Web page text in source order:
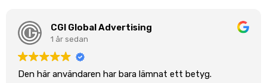
CGI Global Advertising
1 år sedan
Den här användaren har bara lämnat ett betyg.